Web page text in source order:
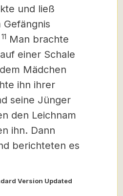
und ließ
Gefängnis
11 Man brachte
einer Schale
Mädchen
ihn ihrer
seine Jünger
den Leichnam
ihn. Dann
berichteten es
Version Updated